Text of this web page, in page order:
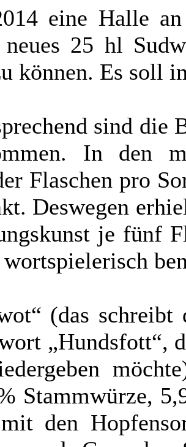
eine Halle
25 hl
können. Es soll
sind die
In den
Flaschen pro
Deswegen
je fünf
(das schreibt
„Hundsfott“,
Stammwürze,
den